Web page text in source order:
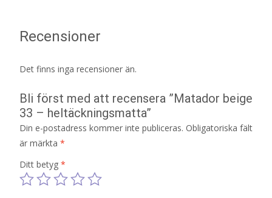
Recensioner
Det finns inga recensioner än.
Bli först med att recensera ”Matador beige
33 – heltäckningsmatta”
Din e-postadress kommer inte publiceras. Obligatoriska fält
är märkta *
Ditt betyg *